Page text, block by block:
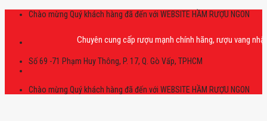
Skip
Chào mừng Quý khách hàng đã đến với WEBSITE HẦM RƯỢU NGON
Chuyên cung cấp rượu mạnh chính hãng, rượu vang nhập
Số 69 -71 Phạm Huy Thông, P. 17, Q. Gò Vấp, TPHCM
Chào mừng Quý khách hàng đã đến với WEBSITE HẦM RƯỢU NGON